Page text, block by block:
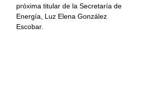
próxima titular de la Secretaría de
Energía, Luz Elena González
Escobar.